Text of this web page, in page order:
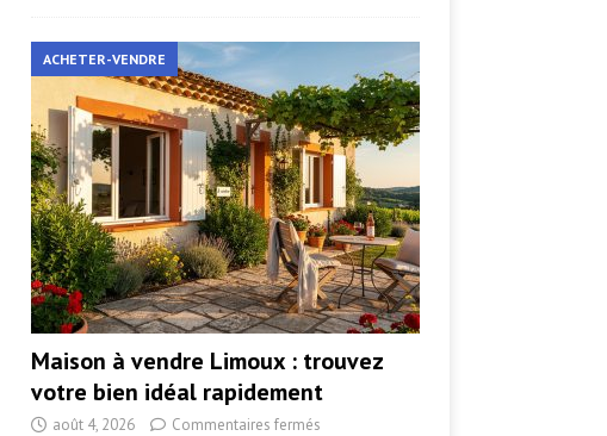
ACHETER-VENDRE
Maison à vendre Limoux : trouvez
votre bien idéal rapidement
août 4, 2026 Commentaires fermés